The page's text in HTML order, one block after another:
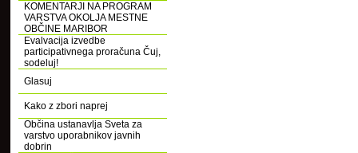
KOMENTARJI NA PROGRAM
VARSTVA OKOLJA MESTNE
OBČINE MARIBOR
Evalvacija izvedbe
participativnega proračuna Čuj,
sodeluj!
Glasuj
Kako z zbori naprej
Občina ustanavlja Sveta za
varstvo uporabnikov javnih
dobrin